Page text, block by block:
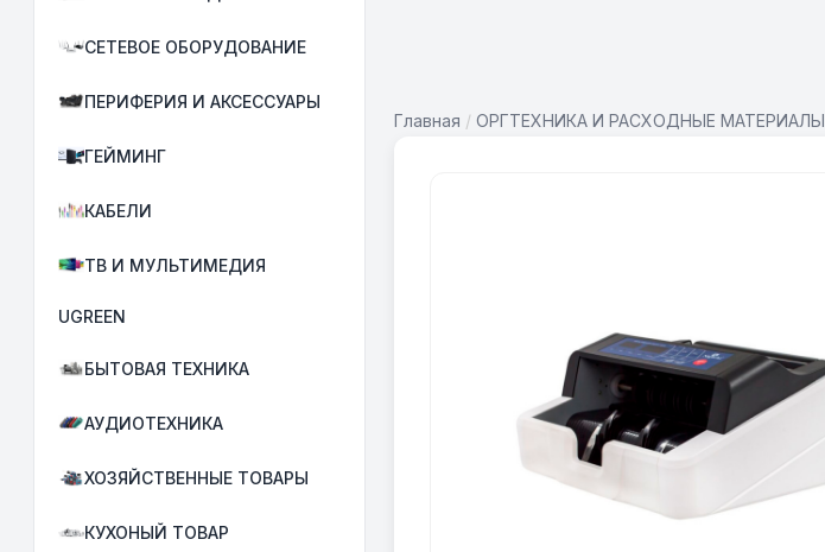
СЕТЕВОЕ ОБОРУДОВАНИЕ
ПЕРИФЕРИЯ И АКСЕССУАРЫ
ГЕЙМИНГ
КАБЕЛИ
ТВ И МУЛЬТИМЕДИЯ
UGREEN
БЫТОВАЯ ТЕХНИКА
АУДИОТЕХНИКА
ХОЗЯЙСТВЕННЫЕ ТОВАРЫ
КУХОНЫЙ ТОВАР
Главная / ОРГТЕХНИКА И РАСХОДНЫЕ МАТЕРИАЛЫ